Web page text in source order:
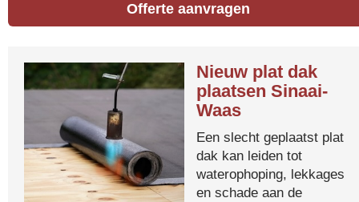
Offerte aanvragen
Nieuw plat dak
plaatsen Sinaai-
Waas
Een slecht geplaatst plat
dak kan leiden tot
waterophoping, lekkages
en schade aan de